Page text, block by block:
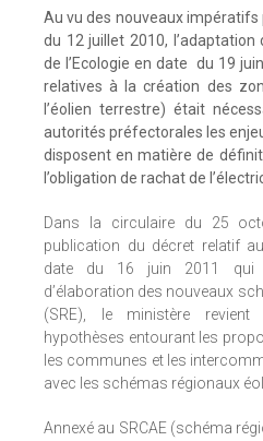
Au vu des nouveaux impératifs
du 12 juillet 2010,
de l’Ecologie en date du 19
relatives à la création des
l’éolien terrestre) était
autorités préfectorales les
disposent en matière de
l’obligation de rachat de
Dans la circulaire du 25
publication du décret relatif
date du 16 juin 2011 qui
d’élaboration des nouveaux
(SRE), le ministère
hypothèses entourant les
les communes et les
avec les schémas régionaux
Annexé au SRCAE (schéma